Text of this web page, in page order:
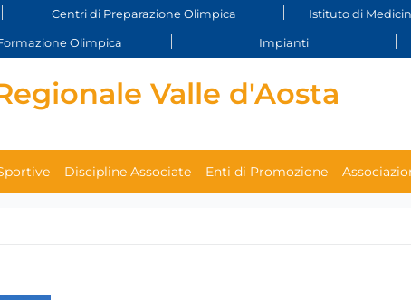
Centri di Preparazione Olimpica Istituto di
Olimpica Impianti
Valle d'Aosta
Discipline Associate Enti di Promozione